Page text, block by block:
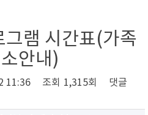
램 시간표(가족
안내)
11:36 조회 1,315회
댓글